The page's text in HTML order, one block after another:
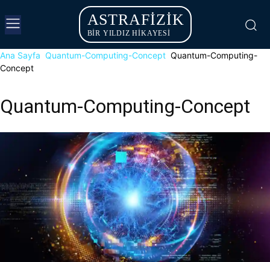
ASTRAFIZIK
BİR YILDIZ HİKAYESİ
Ana Sayfa Quantum-Computing-Concept Quantum-Computing-
Concept
Quantum-Computing-Concept